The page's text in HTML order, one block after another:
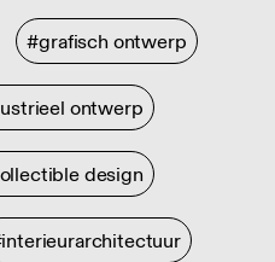
#grafisch ontwerp
ontwerp
design